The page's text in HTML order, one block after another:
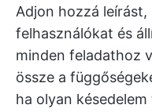
Adjon hozzá
felhasználókat és
minden feladathoz
össze a
ha olyan